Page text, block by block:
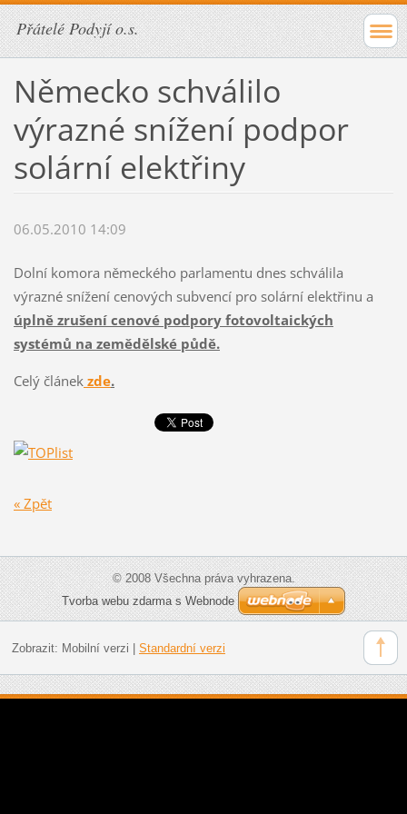
Přátelé Podyjí o.s.
Německo schválilo
výrazné snížení podpor
solární elektřiny
06.05.2010 14:09
Dolní komora německého parlamentu dnes schválila
výrazné snížení cenových subvencí pro solární elektřinu a
úplně zrušení cenové podpory fotovoltaických
systémů na zemědělské půdě.
Celý článekzde.
« Zpět
© 2008 Všechna práva vyhrazena.
Tvorba webu zdarma s Webnode
Zobrazit: Mobilní verzi Standardní verzi